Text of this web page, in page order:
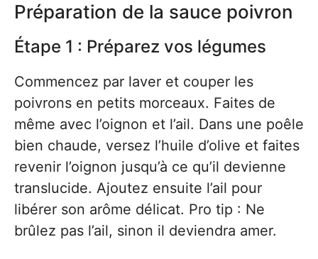
Préparation de la sauce poivron
Étape 1 : Préparez vos légumes
Commencez par laver et couper les
poivrons en petits morceaux. Faites de
même avec l’oignon et l’ail. Dans une poêle
bien chaude, versez l’huile d’olive et faites
revenir l’oignon jusqu’à ce qu’il devienne
translucide. Ajoutez ensuite l’ail pour
libérer son arôme délicat. Pro tip : Ne
brûlez pas l’ail, sinon il deviendra amer.